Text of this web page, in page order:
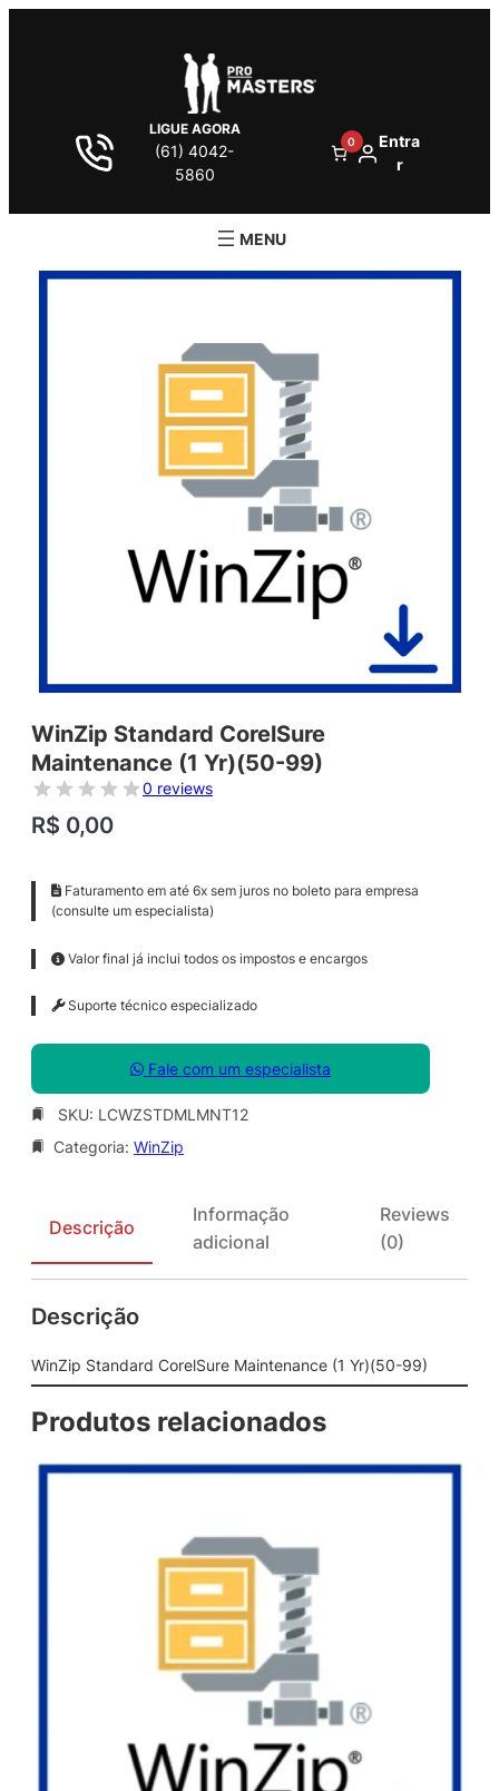
LIGUE AGORA
(61) 4042-
5860
0
Entra
r
WinZip Standard CorelSure
Maintenance (1 Yr)(50-99)
0 reviews
R$ 0,00
Faturamento em até 6x sem juros no boleto para empresa
(consulte um especialista)
Valor final já inclui todos os impostos e encargos
Suporte técnico especializado
Fale com um especialista
SKU: LCWZSTDMLMNT12
Categoria: WinZip
Descrição
Informação
adicional
Reviews
(0)
Descrição
WinZip Standard CorelSure Maintenance (1 Yr)(50-99)
Produtos relacionados